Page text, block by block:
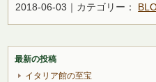
2018-06-03｜カテゴリー：
最新の投稿
イタリア館の至宝